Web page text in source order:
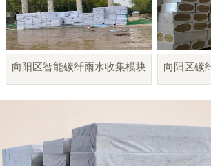
向阳区智能碳纤雨水收集模块 向阳区碳